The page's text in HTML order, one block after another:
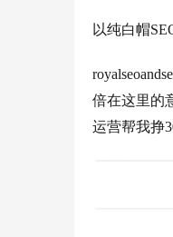
以纯白帽
倍在这里的
运营帮我挣